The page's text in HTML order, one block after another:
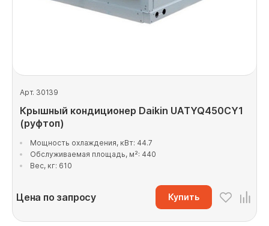
Арт. 30139
Крышный кондиционер Daikin UATYQ450CY1
(руфтоп)
Мощность охлаждения, кВт: 44.7
Обслуживаемая площадь, м²: 440
Вес, кг: 610
Цена по запросу Купить